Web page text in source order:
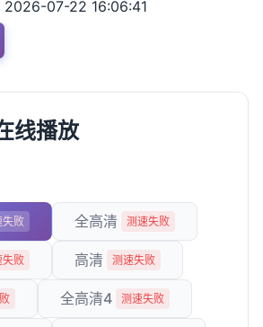
2026-07-22 16:06:41
线播放
失败 全高清 测速失败
失败 高清 测速失败
全高清4 测速失败